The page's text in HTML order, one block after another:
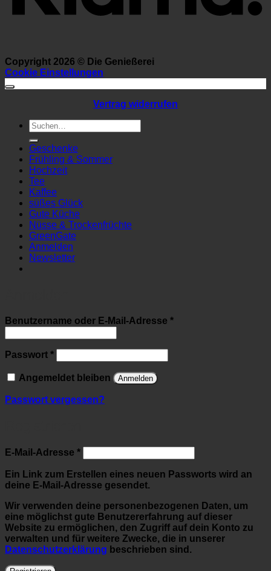
Copyright 2026 © Die Genießerei
Cookie Einstellungen
Vertrag widerrufen
Suchen
nach:
Geschenke
Frühling & Sommer
Hochzeit
Tee
Kaffee
süßes Glück
Gute Küche
Nüsse & Trockenfrüchte
GreenGate
Anmelden
Newsletter
Benutzername oder E-Mail-Adresse *Erforderlich
Passwort *Erforderlich
Angemeldet bleiben Anmelden
Passwort vergessen?
E-Mail-Adresse *Erforderlich
Ein Link zum Erstellen eines neuen Passworts wird an
deine E-Mail-Adresse gesendet.
Wir verwenden deine personenbezogenen Daten, um
eine möglichst gute Benutzererfahrung auf dieser
Website zu ermöglichen, den Zugriff auf dein Konto zu
verwalten und für weitere Zwecke, die in unserer
Datenschutzerklärung beschrieben sind.